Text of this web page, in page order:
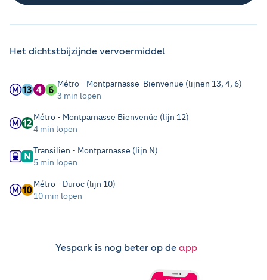
Het dichtstbijzijnde vervoermiddel
Métro - Montparnasse-Bienvenüe (lijnen 13, 4, 6)
3 min lopen
Métro - Montparnasse Bienvenüe (lijn 12)
4 min lopen
Transilien - Montparnasse (lijn N)
5 min lopen
Métro - Duroc (lijn 10)
10 min lopen
Yespark is nog beter op de app